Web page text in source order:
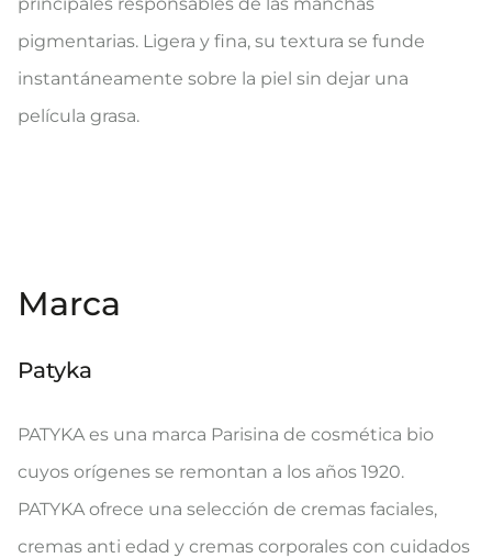
pigmentarias. Ligera y fina, su textura se funde
instantáneamente sobre la piel sin dejar una
película grasa.
Marca
Patyka
PATYKA es una marca Parisina de cosmética bio
cuyos orígenes se remontan a los años 1920.
PATYKA ofrece una selección de cremas faciales,
cremas anti edad y cremas corporales con cuidados